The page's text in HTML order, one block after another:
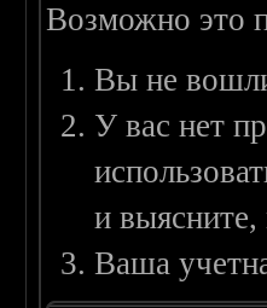
Возможно это
Вы не
У вас нет
и
Ваша